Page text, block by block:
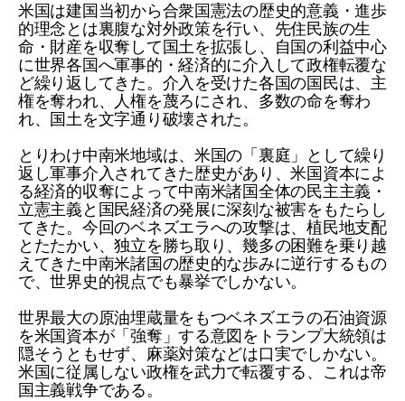
米国は建国当初から合衆国憲法の歴史的意義・進歩
的理念とは裏腹な対外政策を行い、先住民族の生
命・財産を収奪して国土を拡張し、自国の利益中心
に世界各国へ軍事的・経済的に介入して政権転覆な
ど繰り返してきた。介入を受けた各国の国民は、主
権を奪われ、人権を蔑ろにされ、多数の命を奪わ
れ、国土を文字通り破壊された。
とりわけ中南米地域は、米国の「裏庭」として繰り
返し軍事介入されてきた歴史があり、米国資本によ
る経済的収奪によって中南米諸国全体の民主主義・
立憲主義と国民経済の発展に深刻な被害をもたらし
てきた。今回のベネズエラへの攻撃は、植民地支配
とたたかい、独立を勝ち取り、幾多の困難を乗り越
えてきた中南米諸国の歴史的な歩みに逆行するもの
で、世界史的視点でも暴挙でしかない。
世界最大の原油埋蔵量をもつベネズエラの石油資源
を米国資本が「強奪」する意図をトランプ大統領は
隠そうともせず、麻薬対策などは口実でしかない。
米国に従属しない政権を武力で転覆する、これは帝
国主義戦争である。